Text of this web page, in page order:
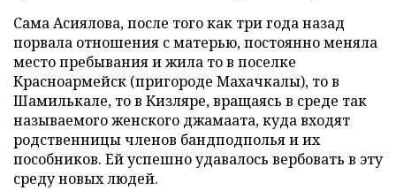
Сама Асиялова, после того как три года назад
порвала отношения с матерью, постоянно меняла
место пребывания и жила то в поселке
Красноармейск (пригороде Махачкалы), то в
Шамилькале, то в Кизляре, вращаясь в среде так
называемого женского джамаата, куда входят
родственницы членов бандподполья и их
пособников. Ей успешно удавалось вербовать в эту
среду новых людей.